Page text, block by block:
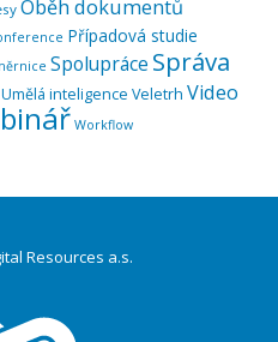
Oběh dokumentů
Případová studie
Spolupráce Správa
Umělá inteligence Veletrh Video
Workflow
Resources a.s.